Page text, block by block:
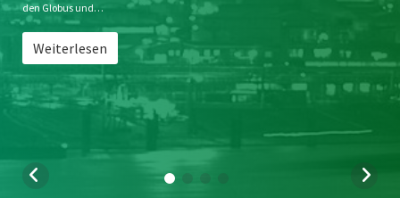
den Globus und…
Weiterlesen